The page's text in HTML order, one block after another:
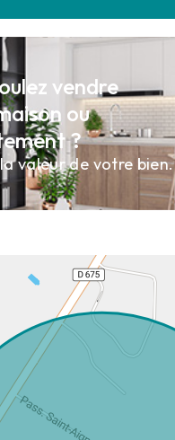
vendre
ou
?
valeur de votre bien.